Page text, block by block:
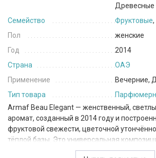
Древесные
Семейство
Фруктовые,
Пол
женские
Год
2014
Страна
ОАЭ
Применение
Вечерние,
Тип товара
Armaf Beau Elegant — женственный,
аромат, созданный в 2014 году и
фруктовой свежести, цветочной
тёплой базы. Это универсальная
подчёркивает естественную красоту и